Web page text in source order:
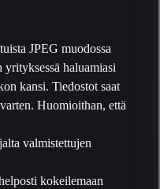
JPEG muodossa
yrityksessä haluamiasi
kansi. Tiedostot saat
Huomioithan, että
valmistettujen
kokeilemaan